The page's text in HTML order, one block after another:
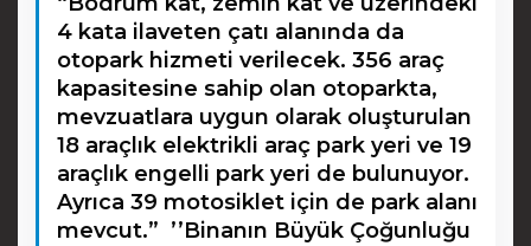
4 kata ilaveten çatı alanında da
otopark hizmeti verilecek. 356 araç
kapasitesine sahip olan otoparkta,
mevzuatlara uygun olarak oluşturulan
18 araçlık elektrikli araç park yeri ve 19
araçlık engelli park yeri de bulunuyor.
Ayrıca 39 motosiklet için de park alanı
mevcut.” ’’Binanın Büyük Çoğunluğu